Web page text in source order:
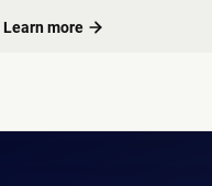
Learn more